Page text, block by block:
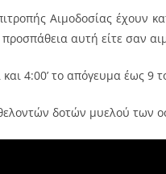
Αιμοδοσίας έχουν
αυτή είτε σαν
4:00’ το απόγευμα έως 9
δοτών μυελού των